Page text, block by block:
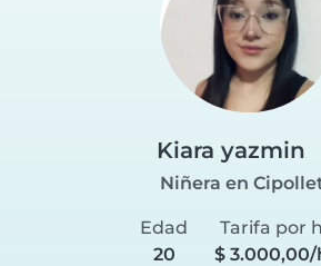
Kiara yazmin
Niñera en
Edad
20
Tarifa por
$ 3.000,00/